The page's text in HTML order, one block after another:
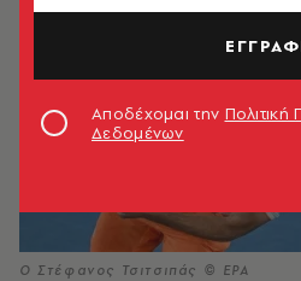
Ο Στέφανος Τσιτσιπάς © EPA
Αποδέχομαι την
Δεδομένων